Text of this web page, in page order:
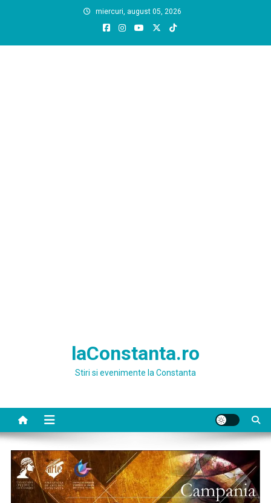
miercuri, august 05, 2026
laConstanta.ro
Stiri si evenimente la Constanta